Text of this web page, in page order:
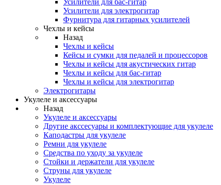
Усилители для бас-гитар
Усилители для электрогитар
Фурнитура для гитарных усилителей
Чехлы и кейсы
Назад
Чехлы и кейсы
Кейсы и сумки для педалей и процессоров
Чехлы и кейсы для акустических гитар
Чехлы и кейсы для бас-гитар
Чехлы и кейсы для электрогитар
Электрогитары
Укулеле и аксессуары
Назад
Укулеле и аксессуары
Другие акссесуары и комплектующие для укулеле
Каподастры для укулеле
Ремни для укулеле
Средства по уходу за укулеле
Стойки и держатели для укулеле
Струны для укулеле
Укулеле